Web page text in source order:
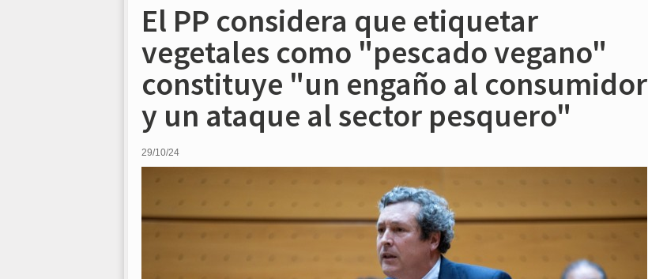
El PP considera que etiquetar
vegetales como "pescado vegano"
constituye "un engaño al consumidor
y un ataque al sector pesquero"
29/10/24